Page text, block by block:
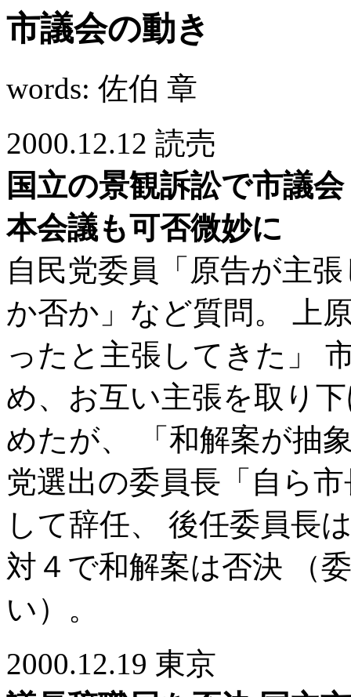
市議会の動き
words: 佐伯 章
2000.12.12 読売
国立の景観訴訟で市議
本会議も可否微妙に
自民党委員「原告が主
か否か」など質問。 上
ったと主張してきた」
め、お互い主張を取り
めたが、 「和解案が抽
党選出の委員長「自ら
して辞任、 後任委員長
対４で和解案は否決 （
い）。
2000.12.19 東京